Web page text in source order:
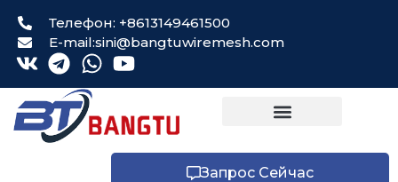
Телефон: +8613149461500
E-mail:sini@bangtuwiremesh.com
Запрос Сейчас